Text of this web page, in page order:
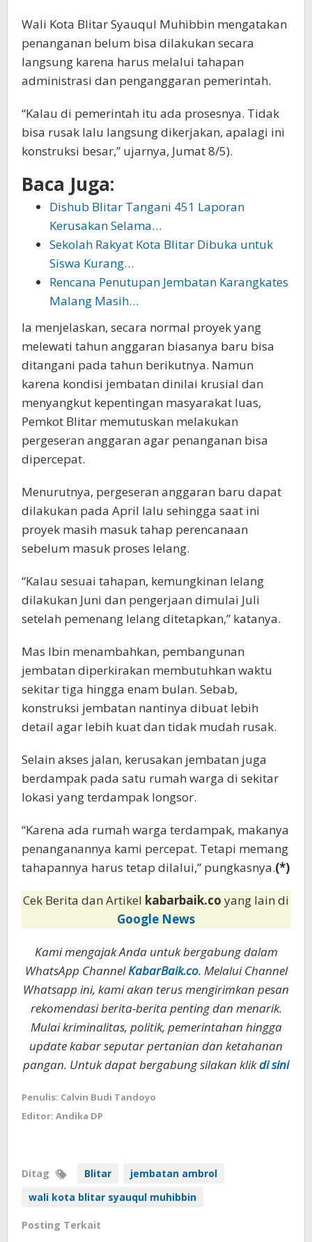
Wali Kota Blitar Syauqul Muhibbin mengatakan
penanganan belum bisa dilakukan secara
langsung karena harus melalui tahapan
administrasi dan penganggaran pemerintah.
“Kalau di pemerintah itu ada prosesnya. Tidak
bisa rusak lalu langsung dikerjakan, apalagi ini
konstruksi besar,” ujarnya, Jumat 8/5).
Baca Juga:
Dishub Blitar Tangani 451 Laporan
Kerusakan Selama…
Sekolah Rakyat Kota Blitar Dibuka untuk
Siswa Kurang…
Rencana Penutupan Jembatan Karangkates
Malang Masih…
Ia menjelaskan, secara normal proyek yang
melewati tahun anggaran biasanya baru bisa
ditangani pada tahun berikutnya. Namun
karena kondisi jembatan dinilai krusial dan
menyangkut kepentingan masyarakat luas,
Pemkot Blitar memutuskan melakukan
pergeseran anggaran agar penanganan bisa
dipercepat.
Menurutnya, pergeseran anggaran baru dapat
dilakukan pada April lalu sehingga saat ini
proyek masih masuk tahap perencanaan
sebelum masuk proses lelang.
“Kalau sesuai tahapan, kemungkinan lelang
dilakukan Juni dan pengerjaan dimulai Juli
setelah pemenang lelang ditetapkan,” katanya.
Mas Ibin menambahkan, pembangunan
jembatan diperkirakan membutuhkan waktu
sekitar tiga hingga enam bulan. Sebab,
konstruksi jembatan nantinya dibuat lebih
detail agar lebih kuat dan tidak mudah rusak.
Selain akses jalan, kerusakan jembatan juga
berdampak pada satu rumah warga di sekitar
lokasi yang terdampak longsor.
“Karena ada rumah warga terdampak, makanya
penanganannya kami percepat. Tetapi memang
tahapannya harus tetap dilalui,” pungkasnya.(*)
Cek Berita dan Artikel kabarbaik.co yang lain di
Google News
Kami mengajak Anda untuk bergabung dalam
WhatsApp ChannelKabarBaik.co. Melalui Channel
Whatsapp ini, kami akan terus mengirimkan pesan
rekomendasi berita-berita penting dan menarik.
Mulai kriminalitas, politik, pemerintahan hingga
update kabar seputar pertanian dan ketahanan
pangan. Untuk dapat bergabung silakan klikdi sini
Penulis: Calvin Budi Tandoyo
Editor: Andika DP
Ditag Blitar
jembatan ambrol
wali kota blitar syauqul muhibbin
Posting Terkait